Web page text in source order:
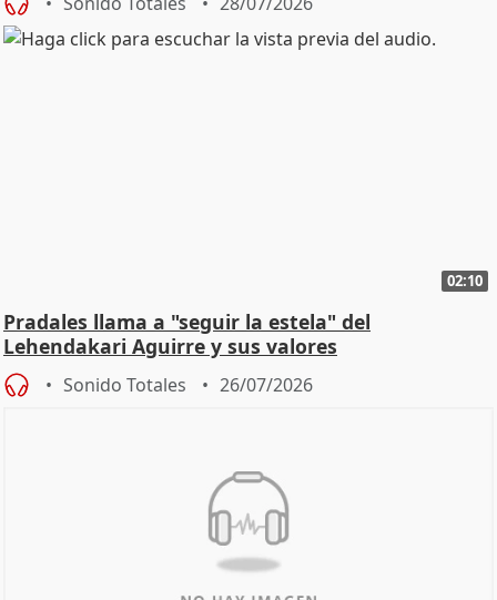
02:10
Pradales llama a "seguir la estela" del
Lehendakari Aguirre y sus valores
Sonido Totales 26/07/2026